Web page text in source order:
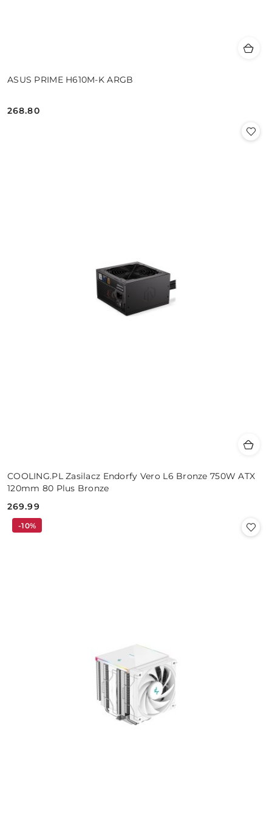
ASUS PRIME H610M-K ARGB
Cena:
268.80
COOLING.PL Zasilacz Endorfy Vero L6 Bronze 750W ATX
120mm 80 Plus Bronze
Cena:
269.99
-10%